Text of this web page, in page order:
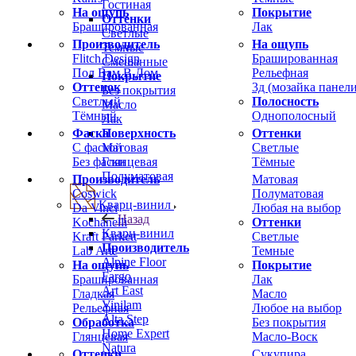
На ощупь
Брашированная
Покрытие
Лак
Производитель
Flitch Design
Пол Вам В Дом
Оттенок
Светлый
Тёмный
На ощупь
Брашированная
Рельефная
3д (мозайка
Полосность
Однополосный
Фаска
С фаской
Без фаски
Оттенки
Светлые
Тёмные
Производитель
Coswick
Da Vinci
Kochanelli
Kraft Parkett
Lab Arte
На ощупь
Брашированная
Гладкая
Рельефная
Обработка
Глянцевая
Матовая
Полуматовая
Любая на выбор
Оттенки
Светлые
Темные
Покрытие
Лак
Масло
Любое на выбор
Без покрытия
Масло-Воск
Гостиная
Оттенки
Светлые
Темные
Смешанные
Покрытие
Без покрытия
Масло
Лак
Поверхность
Матовая
Глянцевая
Полуматовая
Кварц-винил
Назад
Кварц-винил
Производитель
Alpine Floor
Fargo
Art East
Vinilam
Alta Step
Home Expert
Natura